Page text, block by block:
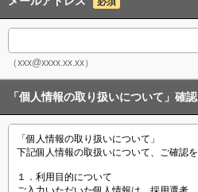
（xxx@xxxx.xx.xx）
「個人情報の取り扱いについて」確認